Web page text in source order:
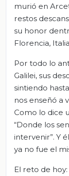
murió en
restos
su honor
Florencia,
Por todo lo
Galilei, sus
sintiendo
nos enseñó a
Como lo dice
“Donde los
intervenir”. Y
ya no fue el
El reto de hoy: